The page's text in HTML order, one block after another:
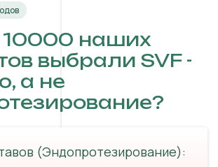
наших
выбрали SVF -
а не
(Эндопротезирование):